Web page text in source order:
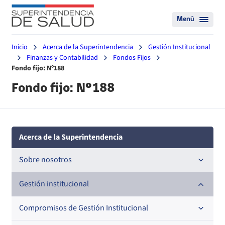
Menú
Inicio Acerca de la Superintendencia
Gestión Institucional
Finanzas y Contabilidad
Fondos Fijos
Fondo fijo: Nº188
Fondo fijo: Nº188
Acerca de la Superintendencia
Sobre nosotros
Historia
Definiciones estratégicas
Gestión institucional
Compromisos de Gestión Institucional